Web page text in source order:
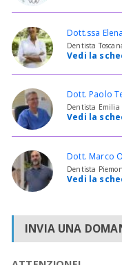
Dott.ssa
Dentista
Vedi la
Dott. Paolo
Dentista Emilia
Vedi la
Dott. Marco
Dentista
Vedi la
INVIA UNA